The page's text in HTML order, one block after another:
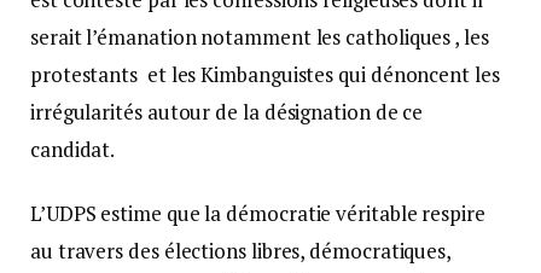
serait l’émanation notamment les catholiques , les
protestants et les Kimbanguistes qui dénoncent les
irrégularités autour de la désignation de ce
candidat.
L’UDPS estime que la démocratie véritable respire
au travers des élections libres, démocratiques,